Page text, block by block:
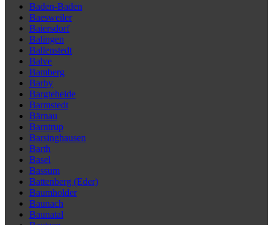
Baden-Baden
Baesweiler
Baiersdorf
Balingen
Ballenstedt
Balve
Bamberg
Barby
Bargteheide
Barmstedt
Bärnau
Barntrup
Barsinghausen
Barth
Basel
Bassum
Battenberg (Eder)
Baumholder
Baunach
Baunatal